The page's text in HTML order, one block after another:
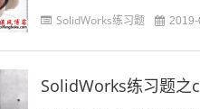
为示...SolidWorks练习题
SolidWorks练习题之